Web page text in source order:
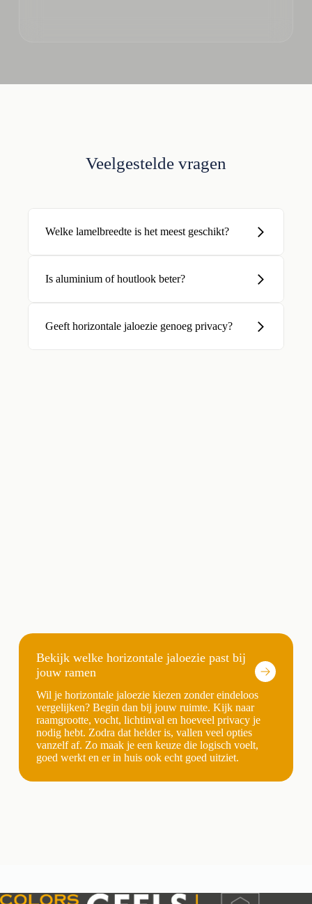
Veelgestelde vragen
Welke lamelbreedte is het meest geschikt?
Is aluminium of houtlook beter?
Geeft horizontale jaloezie genoeg privacy?
Bekijk welke horizontale jaloezie past bij
jouw ramen
Wil je horizontale jaloezie kiezen zonder eindeloos
vergelijken? Begin dan bij jouw ruimte. Kijk naar
raamgrootte, vocht, lichtinval en hoeveel privacy je
nodig hebt. Zodra dat helder is, vallen veel opties
vanzelf af. Zo maak je een keuze die logisch voelt,
goed werkt en er in huis ook echt goed uitziet.